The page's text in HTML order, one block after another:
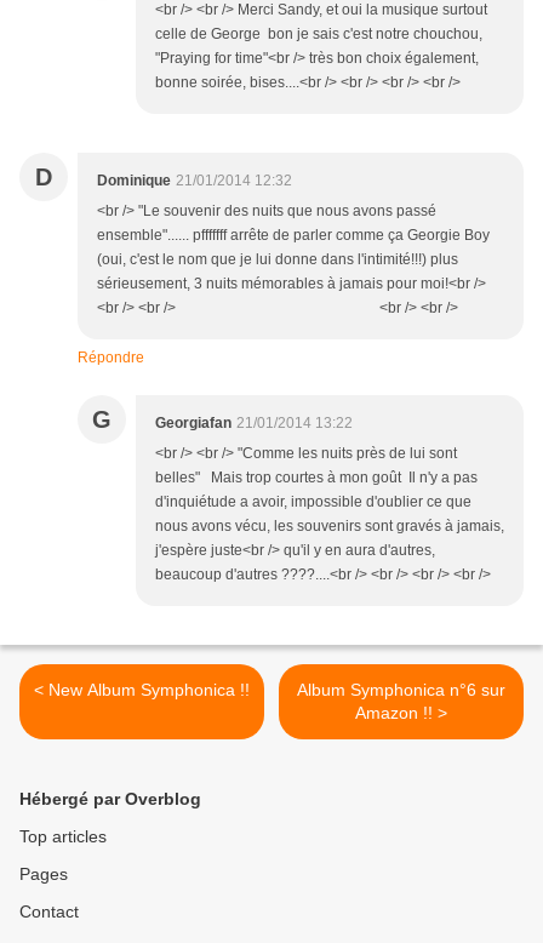
<br /> <br /> Merci Sandy, et oui la musique surtout
celle de George bon je sais c'est notre chouchou,
"Praying for time"<br /> très bon choix également,
bonne soirée, bises....<br /> <br /> <br /> <br />
D Dominique 21/01/2014 12:32
<br /> "Le souvenir des nuits que nous avons passé
ensemble"...... pfffffff arrête de parler comme ça Georgie Boy
(oui, c'est le nom que je lui donne dans l'intimité!!!) plus
sérieusement, 3 nuits mémorables à jamais pour moi!<br />
<br /> <br /> <br /> <br />
Répondre
G Georgiafan 21/01/2014 13:22
<br /> <br /> "Comme les nuits près de lui sont
belles" Mais trop courtes à mon goût Il n'y a pas
d'inquiétude a avoir, impossible d'oublier ce que
nous avons vécu, les souvenirs sont gravés à jamais,
j'espère juste<br /> qu'il y en aura d'autres,
beaucoup d'autres ????....<br /> <br /> <br /> <br />
< New Album Symphonica !!
Album Symphonica n°6 sur
Amazon !! >
Hébergé par Overblog
Top articles
Pages
Contact